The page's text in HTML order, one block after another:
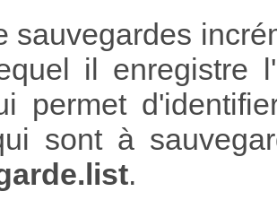
sauvegardes
il enregistre
permet
sont à
.